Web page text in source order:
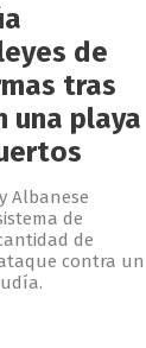
de
tras
una playa
Albanese
de
de
contra un